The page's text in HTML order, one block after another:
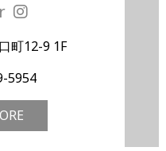
町12-9 1F
5954